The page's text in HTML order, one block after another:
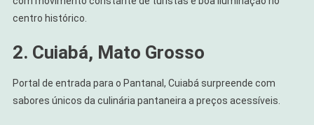
centro histórico.
2. Cuiabá, Mato Grosso
Portal de entrada para o Pantanal, Cuiabá surpreende com
sabores únicos da culinária pantaneira a preços acessíveis.